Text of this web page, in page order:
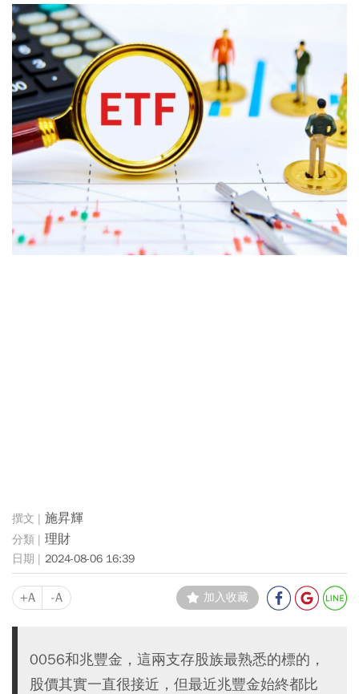
施昇輝
理財
2024-08-06 16:39
+A -A 加入收藏
0056和兆豐金，這兩支存股族最熟悉的標的，
股價其實一直很接近，但最近兆豐金始終都比